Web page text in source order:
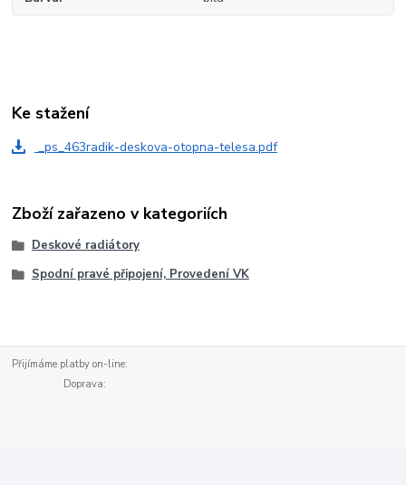
Ke stažení
_ps_463radik-deskova-otopna-telesa.pdf
Zboží zařazeno v kategoriích
Deskové radiátory
Spodní pravé připojení, Provedení VK
Přijímáme platby on-line:
Doprava: